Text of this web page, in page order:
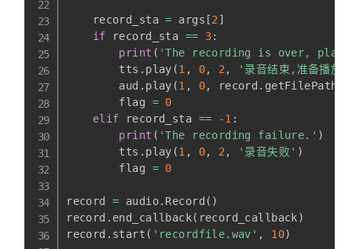
    record_sta
= args [2 ]
if record_sta == 3:
print ( 'The recording is over,
        tts
. play (1 , 0, 2 ,
'录音结束,准备播放
        aud
. play (1 , 0, record . getFilePath
        flag
= 0
elif record_sta == -1 :
print ( 'The recording failure.' )
        tts
. play (1 , 0, 2 , '录音失败' )
        flag
= 0
record = audio. Record ( )
record . end_callback( record_callback)
record . start ( 'recordfile.wav' , 10)